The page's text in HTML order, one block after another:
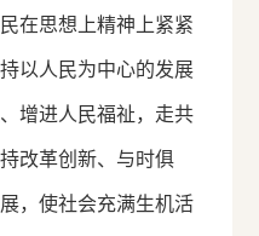
在思想上精神上紧紧
以人民为中心的发展
增进人民福祉，走共
改革创新、与时俱
，使社会充满生机活